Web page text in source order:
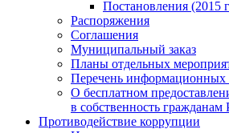
Постановления (2015
Распоряжения
Соглашения
Муниципальный заказ
Планы отдельных
Перечень информационных
О бесплатном
в собственность гражданам
Противодействие коррупции